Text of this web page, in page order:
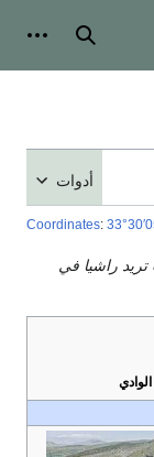
بحث
أدوات
Coordinates:
تريد راشيا في